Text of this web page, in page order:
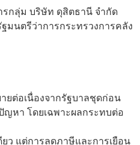
รกลุ่ม บริษัท ดุสิตธานี จำกัด
นตรีว่าการกระทรวงการคลัง
ยต่อเนื่องจากรัฐบาลชุดก่อน
หา โดยเฉพาะผลกระทบต่อ
ว แต่การลดภาษีและการเยือน